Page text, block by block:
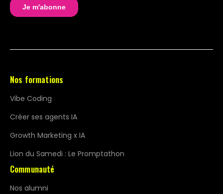
Nos formations
Vibe Coding
Créer ses agents IA
Growth Marketing x IA
Lion du Samedi : Le Promptathon
Communauté
Nos alumni